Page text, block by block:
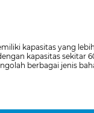
kapasitas yang
kapasitas sekitar
berbagai jenis